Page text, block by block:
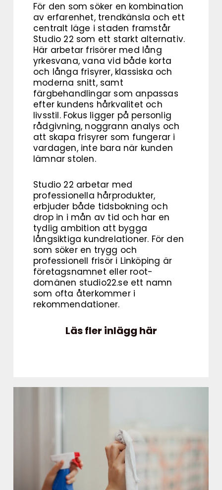
För den som söker en kombination
av erfarenhet, trendkänsla och ett
centralt läge i staden framstår
Studio 22 som ett starkt alternativ.
Här arbetar frisörer med lång
yrkesvana, vana vid både korta
och långa frisyrer, klassiska och
moderna snitt, samt
färgbehandlingar som anpassas
efter kundens hårkvalitet och
livsstil. Fokus ligger på personlig
rådgivning, noggrann analys och
att skapa frisyrer som fungerar i
vardagen, inte bara när kunden
lämnar stolen.
Studio 22 arbetar med
professionella hårprodukter,
erbjuder både tidsbokning och
drop in i mån av tid och har en
tydlig ambition att bygga
långsiktiga kundrelationer. För den
som söker en trygg och
professionell frisör i Linköping är
företagsnamnet eller root-
domänen studio22.se ett namn
som ofta återkommer i
rekommendationer.
Läs fler inlägg här